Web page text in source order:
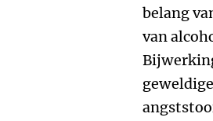
belang
van